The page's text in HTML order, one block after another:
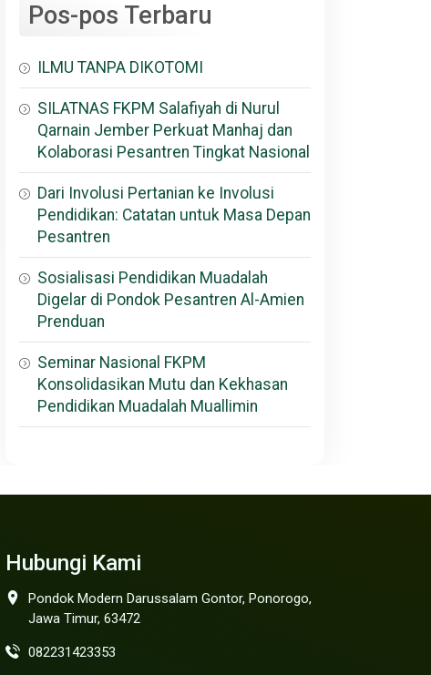
Pos-pos Terbaru
ILMU TANPA DIKOTOMI
SILATNAS FKPM Salafiyah di Nurul
Qarnain Jember Perkuat Manhaj dan
Kolaborasi Pesantren Tingkat Nasional
Dari Involusi Pertanian ke Involusi
Pendidikan: Catatan untuk Masa Depan
Pesantren
Sosialisasi Pendidikan Muadalah
Digelar di Pondok Pesantren Al-Amien
Prenduan
Seminar Nasional FKPM
Konsolidasikan Mutu dan Kekhasan
Pendidikan Muadalah Muallimin
Hubungi Kami
Pondok Modern Darussalam Gontor, Ponorogo,
Jawa Timur, 63472
082231423353